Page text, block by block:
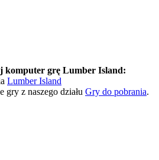
komputer grę Lumber Island:
Lumber Island
gry z naszego działu Gry do pobrania.